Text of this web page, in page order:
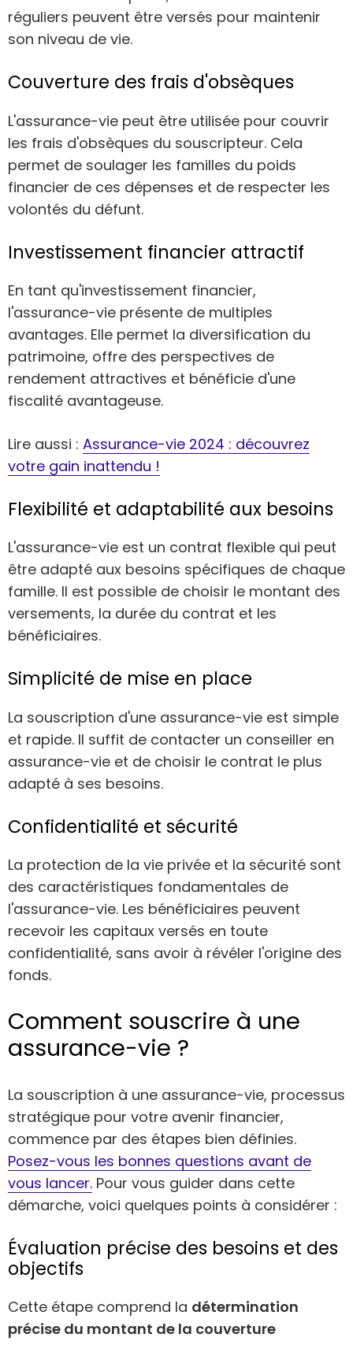
réguliers peuvent être versés pour maintenir
son niveau de vie.
Couverture des frais d'obsèques
L'assurance-vie peut être utilisée pour couvrir
les frais d'obsèques du souscripteur. Cela
permet de soulager les familles du poids
financier de ces dépenses et de respecter les
volontés du défunt.
Investissement financier attractif
En tant qu'investissement financier,
l'assurance-vie présente de multiples
avantages. Elle permet la diversification du
patrimoine, offre des perspectives de
rendement attractives et bénéficie d'une
fiscalité avantageuse.
Lire aussi : Assurance-vie 2024 : découvrez
votre gain inattendu !
Flexibilité et adaptabilité aux besoins
L'assurance-vie est un contrat flexible qui peut
être adapté aux besoins spécifiques de chaque
famille. Il est possible de choisir le montant des
versements, la durée du contrat et les
bénéficiaires.
Simplicité de mise en place
La souscription d'une assurance-vie est simple
et rapide. Il suffit de contacter un conseiller en
assurance-vie et de choisir le contrat le plus
adapté à ses besoins.
Confidentialité et sécurité
La protection de la vie privée et la sécurité sont
des caractéristiques fondamentales de
l'assurance-vie. Les bénéficiaires peuvent
recevoir les capitaux versés en toute
confidentialité, sans avoir à révéler l'origine des
fonds.
Comment souscrire à une
assurance-vie ?
La souscription à une assurance-vie, processus
stratégique pour votre avenir financier,
commence par des étapes bien définies.
Posez-vous les bonnes questions avant de
vous lancer. Pour vous guider dans cette
démarche, voici quelques points à considérer :
Évaluation précise des besoins et des
objectifs
Cette étape comprend la détermination
précise du montant de la couverture